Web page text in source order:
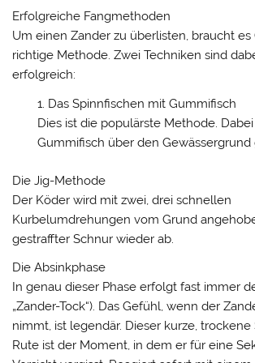
Erfolgreiche Fangmethoden
Um einen Zander zu überlisten, braucht
richtige Methode. Zwei Techniken sind
erfolgreich:
Das Spinnfischen mit Gummifisch
Dies ist die populärste Methode.
Gummifisch über den Gewässergrund
Die Jig-Methode
Der Köder wird mit zwei, drei schnellen
Kurbelumdrehungen vom Grund
gestraffter Schnur wieder ab.
Die Absinkphase
In genau dieser Phase erfolgt fast immer
„Zander-Tock“). Das Gefühl, wenn der
nimmt, ist legendär. Dieser kurze, trockene
Rute ist der Moment, in dem er für eine